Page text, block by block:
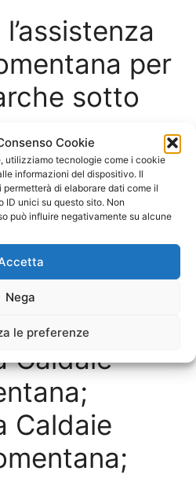
Cookie
utilizziamo tecnologie come i cookie
informazioni del dispositivo. Il
di elaborare dati come il
ID unici su questo sito. Non
può influire negativamente su alcune
Nega
le preferenze
per
sotto
Caldaie
Assistenza
Caldaie
Caldaie